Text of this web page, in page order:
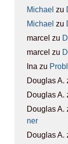
Michael zu
Michael zu
marcel zu
marcel zu
Ina zu
Douglas A.
Douglas A.
Douglas A.
ner
Douglas A.